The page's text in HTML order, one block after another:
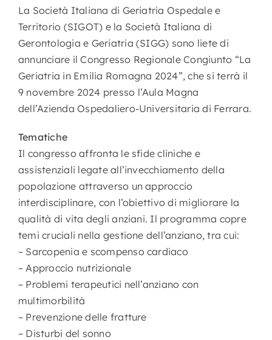
La Società Italiana di Geriatria Ospedale e
Territorio (SIGOT) e la Società Italiana di
Gerontologia e Geriatria (SIGG) sono liete di
annunciare il Congresso Regionale Congiunto “La
Geriatria in Emilia Romagna 2024”, che si terrà il
9 novembre 2024 presso l’Aula Magna
dell’Azienda Ospedaliero-Universitaria di Ferrara.
Tematiche
Il congresso affronta le sfide cliniche e
assistenziali legate all’invecchiamento della
popolazione attraverso un approccio
interdisciplinare, con l’obiettivo di migliorare la
qualità di vita degli anziani. Il programma copre
temi cruciali nella gestione dell’anziano, tra cui:
– Sarcopenia e scompenso cardiaco
– Approccio nutrizionale
– Problemi terapeutici nell’anziano con
multimorbilità
– Prevenzione delle fratture
– Disturbi del sonno